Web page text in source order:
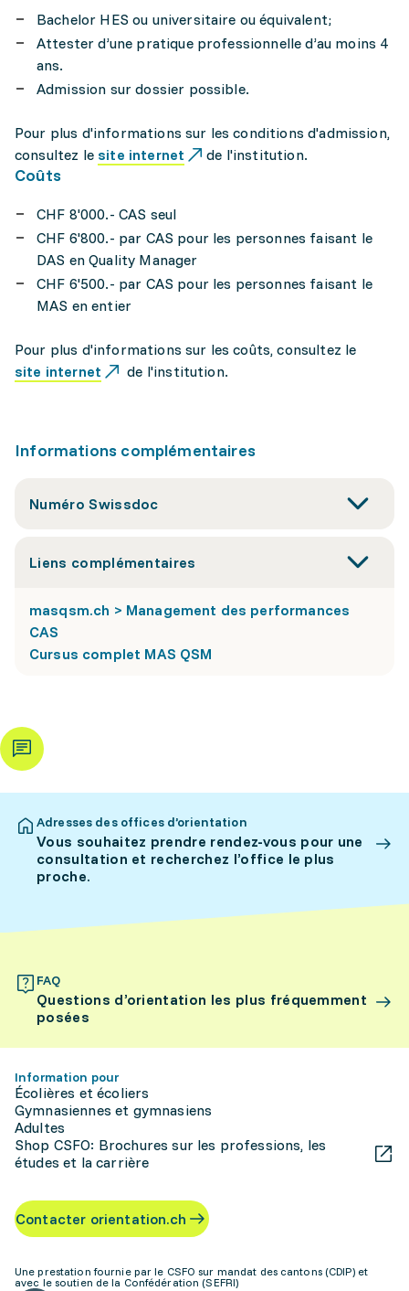
Bachelor HES ou universitaire ou équivalent;
Attester d’une pratique professionnelle d’au moins 4
ans.
Admission sur dossier possible.
Pour plus d'informations sur les conditions d'admission,
consultez le site internet de l'institution.
Coûts
CHF 8'000.- CAS seul
CHF 6'800.- par CAS pour les personnes faisant le
DAS en Quality Manager
CHF 6'500.- par CAS pour les personnes faisant le
MAS en entier
Pour plus d'informations sur les coûts, consultez le
site internet
de l'institution.
Informations complémentaires
Numéro Swissdoc
Liens complémentaires
masqsm.ch > Management des performances
CAS
Cursus complet MAS QSM
Adresses des offices d’orientation
Vous souhaitez prendre rendez-vous pour une
consultation et recherchez l’office le plus
proche.
FAQ
Questions d’orientation les plus fréquemment
posées
Information pour
Écolières et écoliers
Gymnasiennes et gymnasiens
Adultes
Shop CSFO: Brochures sur les professions, les
études et la carrière
Contacter orientation.ch
Une prestation fournie par le CSFO sur mandat des cantons (CDIP) et
avec le soutien de la Confédération (SEFRI)